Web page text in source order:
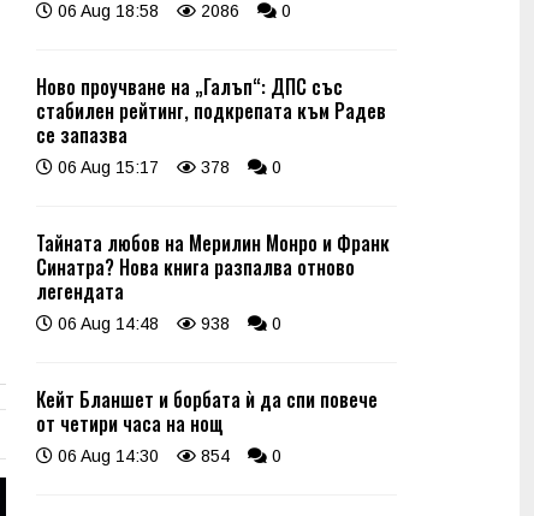
06 Aug 18:58 2086 0
Ново проучване на „Галъп“: ДПС със
стабилен рейтинг, подкрепата към Радев
се запазва
06 Aug 15:17 378 0
Тайната любов на Мерилин Монро и Франк
Синатра? Нова книга разпалва отново
легендата
06 Aug 14:48 938 0
Кейт Бланшет и борбата ѝ да спи повече
от четири часа на нощ
06 Aug 14:30 854 0